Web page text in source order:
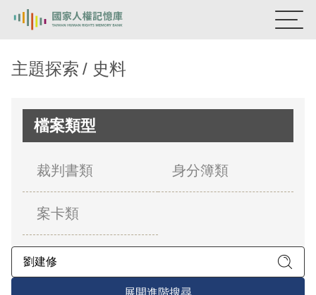
新生訓導處
關於我們
意見信箱
主題探索 史料
檔案類型
裁判書類 身分簿類
案卡類
展開進階搜尋